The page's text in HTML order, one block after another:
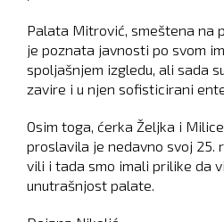
Palata Mitrović, smeštena na
je poznata javnosti po svom
spoljašnjem izgledu, ali sada
zavire i u njen sofisticirani
Osim toga, ćerka Željka i
proslavila je nedavno svoj 25.
vili i tada smo imali prilike da
unutrašnjost palate.